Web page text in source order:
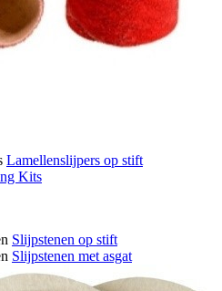
Lamellenslijpers op stift
Kits
Slijpstenen op stift
Slijpstenen met asgat